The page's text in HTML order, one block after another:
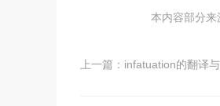
本内容部分来
上一篇： infatuation的翻译